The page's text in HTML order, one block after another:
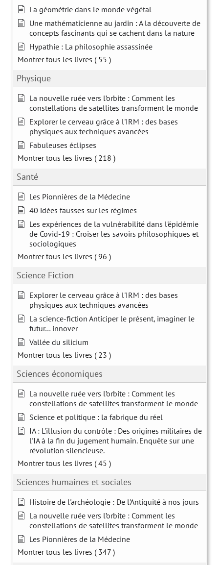
La géométrie dans le monde végétal
Une mathématicienne au jardin : A la découverte de
concepts fascinants qui se cachent dans la nature
Hypathie : La philosophie assassinée
Montrer tous les livres ( 55 )
Physique
La nouvelle ruée vers l’orbite : Comment les
constellations de satellites transforment le monde
Explorer le cerveau grâce à l'IRM : des bases
physiques aux techniques avancées
Fabuleuses éclipses
Montrer tous les livres ( 218 )
Santé
Les Pionnières de la Médecine
40 idées fausses sur les régimes
Les expériences de la vulnérabilité dans l'épidémie
de Covid-19 : Croiser les savoirs philosophiques et
sociologiques
Montrer tous les livres ( 96 )
Science Fiction
Explorer le cerveau grâce à l'IRM : des bases
physiques aux techniques avancées
La science-fiction Anticiper le présent, imaginer le
futur… innover
Vallée du silicium
Montrer tous les livres ( 23 )
Sciences économiques
La nouvelle ruée vers l’orbite : Comment les
constellations de satellites transforment le monde
Science et politique : la fabrique du réel
IA : L'illusion du contrôle : Des origines militaires de
l'IA à la fin du jugement humain. Enquête sur une
révolution silencieuse.
Montrer tous les livres ( 45 )
Sciences humaines et sociales
Histoire de l'archéologie : De l'Antiquité à nos jours
La nouvelle ruée vers l’orbite : Comment les
constellations de satellites transforment le monde
Les Pionnières de la Médecine
Montrer tous les livres ( 347 )